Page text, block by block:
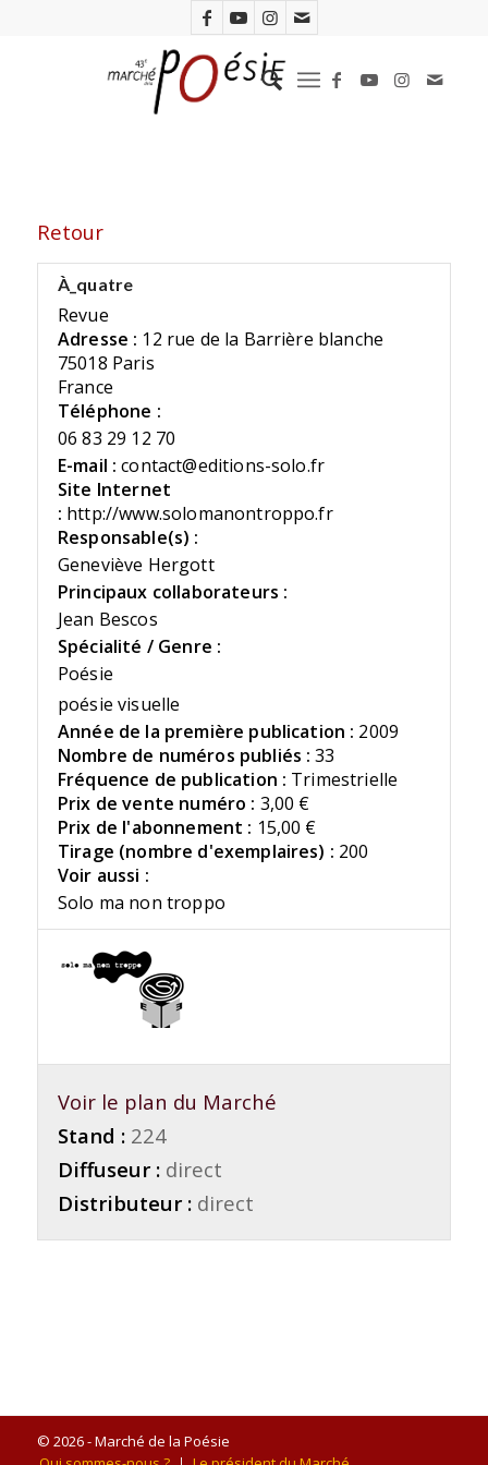
Retour
À_quatre
Revue
Adresse : 12 rue de la Barrière blanche
75018 Paris
France
Téléphone :
06 83 29 12 70
E-mail : contact@editions-solo.fr
Site Internet
: http://www.solomanontroppo.fr
Responsable(s) :
Geneviève Hergott
Principaux collaborateurs :
Jean Bescos
Spécialité / Genre :
Poésie
poésie visuelle
Année de la première publication : 2009
Nombre de numéros publiés : 33
Fréquence de publication : Trimestrielle
Prix de vente numéro : 3,00 €
Prix de l'abonnement : 15,00 €
Tirage (nombre d'exemplaires) : 200
Voir aussi :
Solo ma non troppo
Voir le plan du Marché
Stand : 224
Diffuseur : direct
Distributeur : direct
© 2026 - Marché de la Poésie